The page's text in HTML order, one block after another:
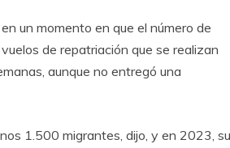
un momento en que el número de
de repatriación que se realizan
aunque no entregó una
1.500 migrantes, dijo, y en 2023, su